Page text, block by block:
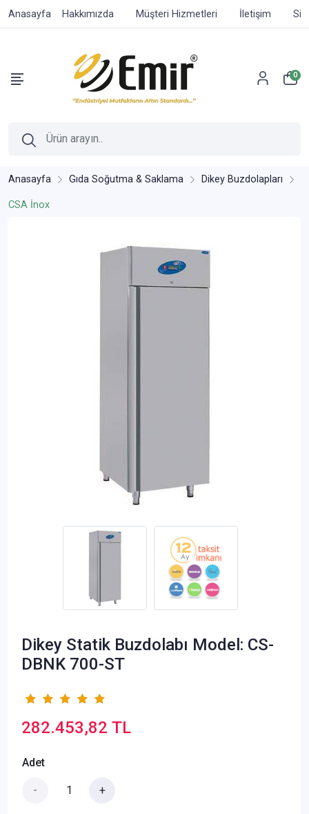
Anasayfa Hakkımızda Müşteri Hizmetleri İletişim
0
Anasayfa Gıda Soğutma & Saklama Dikey Buzdolapları
CSA İnox
Dikey Statik Buzdolabı Model: CS-
DBNK 700-ST
282.453,82 TL
Adet
- +